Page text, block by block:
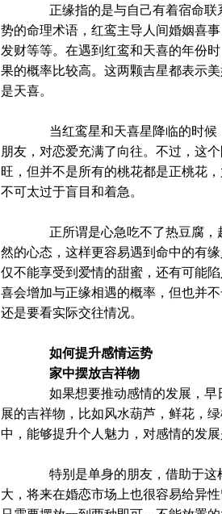
正缘指的是与自己有着宿命联
势的命理术语，红鸾主导人间婚姻喜
发财等等。在遇到红鸾和天喜的年份
果的概率比较高。这两颗吉星都表示
是天喜。
当红鸾星和天喜星降临的时候
朋友，对恋爱充满了向往。不过，这
旺，但并不是所有的桃花都是正桃花
不可太过于盲目和着急。
正所谓是心急吃不了热豆腐，
然的心态，这样更容易遇到命中的有
仅不能享受到爱情的甜蜜，还有可能
喜会增加与正缘相遇的概率，但也并
还是要看实际交往情况。
如何提升感情运势
家中摆放吉祥物
如果想要推动感情的发展，早
展的吉祥物，比如风水葫芦，鲜花，
中，能够提升个人魅力，对感情的发展
特别是单身的朋友，借助于这
大，将来在婚恋市场上也很容易给异